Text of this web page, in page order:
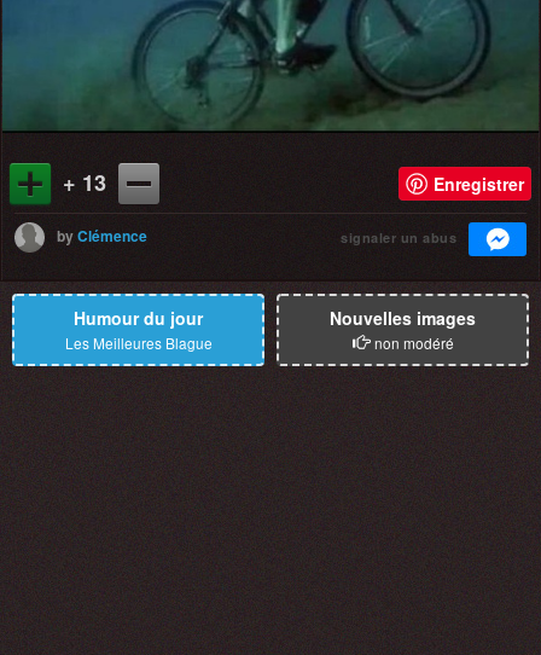
+ 13 Enregistrer
byClémence signaler un abus
Humour du jour
Les Meilleures Blague
Nouvelles images
non modéré